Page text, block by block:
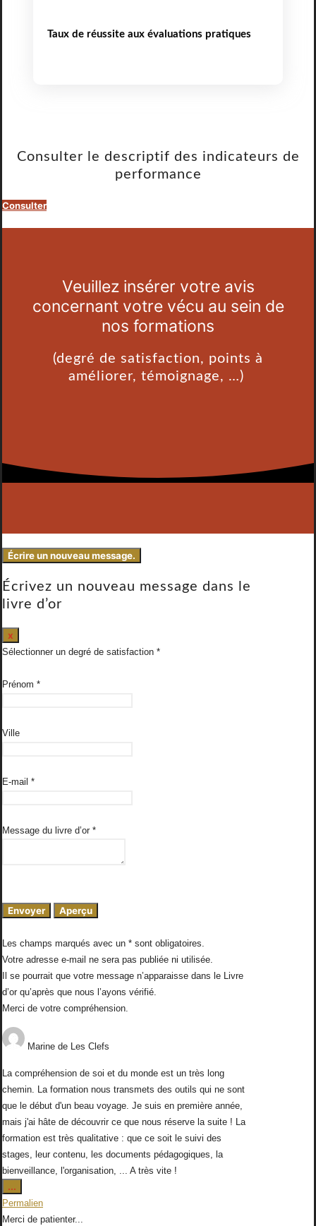
Taux de réussite aux évaluations pratiques
Consulter le descriptif des indicateurs de
performance
Consulter
Veuillez insérer votre avis
concernant votre vécu au sein de
nos formations
(degré de satisfaction, points à
améliorer, témoignage, …)
Écrivez un nouveau message dans le
livre d’or
x
ce
formulaire.
Sélectionner un degré de satisfaction
Prénom *
Ville
E-mail *
Message du livre d’or *
Les champs marqués avec un * sont obligatoires.
Votre adresse e-mail ne sera pas publiée ni utilisée.
Il se pourrait que votre message n’apparaisse dans le Livre
d’or qu’après que nous l’ayons vérifié.
Merci de votre compréhension.
Marine de Les Clefs
La compréhension de soi et du monde est un très long
chemin. La formation nous transmets des outils qui ne sont
que le début d'un beau voyage. Je suis en première année,
mais j'ai hâte de découvrir ce que nous réserve la suite ! La
formation est très qualitative : que ce soit le suivi des
stages, leur contenu, les documents pédagogiques, la
bienveillance, l'organisation, ... A très vite !
...
cette
boîte
méta.
Permalien
Merci de patienter...